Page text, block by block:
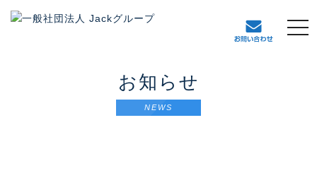
t
お知らせ
NEWS